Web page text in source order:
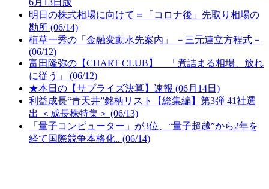
明日の株式相場に向けて＝「コロナ後」先取り相場の
勘所 (06/14)
植草一秀の「金融変動水先案内」 －三元連立方程式－
(06/12)
富田隆弥の【CHART CLUB】 「煮詰まる相場、放れ
に従う」 (06/12)
★本日の【サプライズ決算】速報 (06月14日)
利益成長“青天井”銘柄リスト【総集編】第3弾 41社選
出 ＜成長株特集＞ (06/13)
「量子コンピューター」が3位、“量子超越”から2年を
経て国際競争本格化.. (06/14)